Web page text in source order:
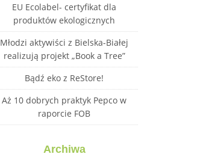
EU Ecolabel- certyfikat dla
produktów ekologicznych
Młodzi aktywiści z Bielska-Białej
realizują projekt „Book a Tree”
Bądź eko z ReStore!
Aż 10 dobrych praktyk Pepco w
raporcie FOB
Archiwa